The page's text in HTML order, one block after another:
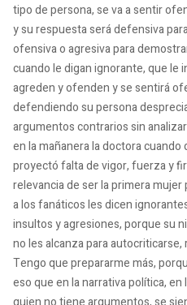
tipo de persona, se va a sentir
y su respuesta será defensiva
ofensiva o agresiva para
cuando le digan ignorante, que le
agreden y ofenden y se sentirá
defendiendo su persona
argumentos contrarios sin
en la mañanera la doctora cuando
proyectó falta de vigor, fuerza y
relevancia de ser la primera
a los fanáticos les dicen
insultos y agresiones, porque su
no les alcanza para autocriticarse,
Tengo que prepararme más,
eso que en la narrativa política,